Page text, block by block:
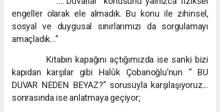
engeller olarak ele almadık. Bu konu ile zihinsel,
sosyal ve duygusal sınırlarımızı da sorgulamayı
amaçladık…”
Kitabın kapağını açtığımızda ise sanki bizi
kapıdan karşılar gibi Halûk Çobanoğlu’nun “ BU
DUVAR NEDEN BEYAZ?” sorusuyla karşılaşıyoruz...
sonrasında ise anlatmaya geçiyor;